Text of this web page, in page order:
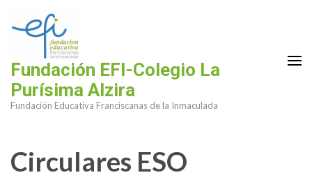
contenido
(presiona
tecla
Fundación EFI-Colegio La
Purísima Alzira
Fundación Educativa Franciscanas de la Inmaculada
Circulares ESO